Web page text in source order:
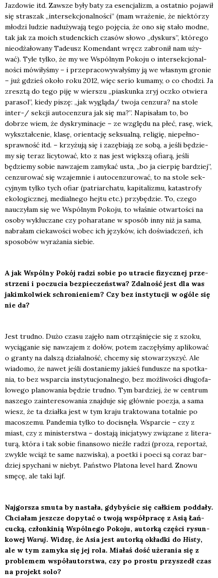
Jaz­do­wie itd. Zawsze były baty za esen­cja­lizm, a ostat­nio poja­wił
się stra­szak „inter­sek­cjo­nal­no­ści” (mam wra­że­nie, że nie­któ­rzy
mło­dzi ludzie nad­uży­wa­ją tego poję­cia, że ono się sta­ło mod­ne,
tak jak za moich stu­denc­kich cza­sów sło­wo „dys­kurs”, któ­re­go
nie­od­ża­ło­wa­ny Tade­usz Komen­dant wręcz zabro­nił nam uży­
wać). Tyle tyl­ko, że my we Wspól­nym Poko­ju o inter­sek­cjo­nal­
no­ści mówi­ły­śmy – i prze­pra­co­wy­wa­ły­śmy ją we wła­snym gro­nie
– już gdzieś oko­ło roku 2012, więc serio kuma­my, o co cho­dzi. Ja
zresz­tą do tego piję w wier­szu „pia­skun­ka zryj oczko otwie­ra
para­sol”, kie­dy piszę: „jak wygląda/ two­ja cen­zu­ra? na sto­le
inter-/ sek­cji auto­cen­zu­ra jak się ma?”. Napi­sa­łam to, bo
dobrze wiem, że dys­kry­mi­na­cje – ze wzglę­du na płeć, rasę, wiek,
wykształ­ce­nie, kla­sę, orien­ta­cję sek­su­al­ną, reli­gię, nie­peł­no­
spraw­ność itd. – krzy­żu­ją się i zazę­bia­ją ze sobą, a jeśli będzie­
my się teraz licy­to­wać, kto z nas jest więk­szą ofia­rą, jeśli
będzie­my sobie nawza­jem zamy­kać usta, „bo ja cier­pię bar­dziej”,
cen­zu­ro­wać się wza­jem­nie i auto­cen­zu­ro­wać, to na sto­le sek­
cyj­nym tyl­ko tych ofiar (patriar­cha­tu, kapi­ta­li­zmu, kata­stro­fy
eko­lo­gicz­nej, medial­ne­go hej­tu etc.) przy­bę­dzie. To, cze­go
nauczy­łam się we Wspól­nym Poko­ju, to wła­śnie otwar­to­ści na
oso­by wyklu­cza­ne czy poha­ra­ta­ne w spo­sób inny niż ja sama,
nabra­łam cie­ka­wo­ści wobec ich języ­ków, ich doświad­czeń, ich
spo­so­bów wyra­ża­nia sie­bie.
A jak Wspól­ny Pokój radzi sobie po utra­cie fizycz­nej prze­
strze­ni i poczu­cia bez­pie­czeń­stwa? Zdal­ność jest dla was
jakim­kol­wiek schro­nie­niem? Czy bez insty­tu­cji w ogó­le się
nie da?
Jest trud­no. Dużo cza­su zaję­ło nam otrzą­śnię­cie się z szo­ku,
wycią­ga­nie się nawza­jem z dołów, potem zaczę­ły­śmy apli­ko­wać
o gran­ty na dal­szą dzia­łal­ność, chce­my się sto­wa­rzy­szyć. Ale
wia­do­mo, że nawet jeśli dosta­nie­my jakieś fun­du­sze na spo­tka­
nia, to bez wspar­cia insty­tu­cjo­nal­ne­go, bez moż­li­wo­ści dłu­go­fa­
lo­we­go pla­no­wa­nia będzie trud­no. Tym bar­dziej, że w cen­trum
nasze­go zain­te­re­so­wa­nia znaj­du­je się głów­nie poezja, a sama
wiesz, że ta dział­ka jest w tym kra­ju trak­to­wa­na total­nie po
maco­sze­mu. Pan­de­mia tyl­ko to doci­snę­ła. Wspar­cie – czy z
miast, czy z mini­ster­stwa – dosta­ją ini­cja­ty­wy zwią­za­ne z lite­ra­
tu­rą, któ­ra i tak sobie finan­so­wo nie­źle radzi (pro­za, repor­taż,
zwy­kle wciąż te same nazwi­ska), a poet­ki i poeci są coraz bar­
dziej spy­cha­ni w nie­byt. Pań­stwo Pla­to­na level hard. Zno­wu
smę­cę, ale taki lajf.
Naj­gor­sza smu­ta by nasta­ła, gdy­by­ście się cał­kiem pod­da­ły.
Chcia­łam jesz­cze dopy­tać o two­ją współ­pra­cę z Asią Łań­
cuc­ką, człon­ki­nią Wspól­ne­go Poko­ju, autor­ką czę­ści rysun­
ko­wej Waruj. Widzę, że Asia jest autor­ką okład­ki do Histy,
ale w tym zamy­ka się jej rola. Mia­łaś dość uże­ra­nia się z
pro­ble­mem współ­au­tor­stwa, czy po pro­stu przy­szedł czas
na pro­jekt solo?